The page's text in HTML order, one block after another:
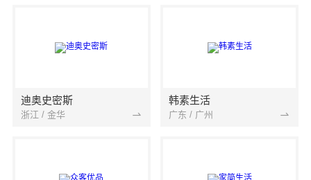
迪奥史密斯
浙江 / 金华
韩素生活
广东 / 广州